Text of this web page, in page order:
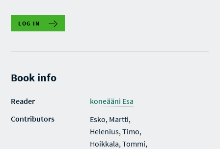
LOG IN
Book info
Reader
koneääni Esa
Contributors
Esko, Martti,
Helenius, Timo,
Hoikkala, Tommi,